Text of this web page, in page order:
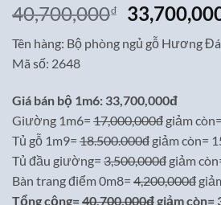
40,700,000₫
Giá
gốc
là:
Tên hàng: Bộ phòng ngủ gỗ Hương Đá
Mã số: 2648
Giá bán bộ 1m6: 33,700,000đ
Giường 1m6= 17,000,000đ giảm
Tủ gỗ 1m9= 18.500.000đ giảm còn=
Tủ đầu giường= 3,500,000đ giảm
Bàn trang điểm 0m8= 4,200,000đ
Tổng cộng=40,700,000đgiảm còn=